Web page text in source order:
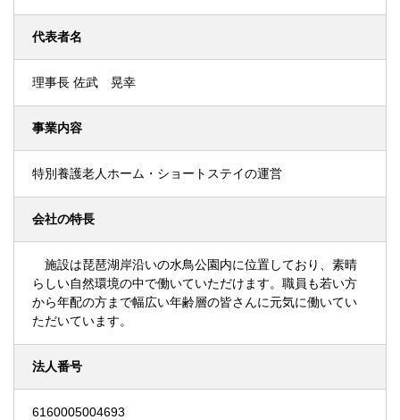
代表者名
理事長 佐武 晃幸
事業内容
特別養護老人ホーム・ショートステイの運営
会社の特長
施設は琵琶湖岸沿いの水鳥公園内に位置しており、素晴
らしい自然環境の中で働いていただけます。職員も若い方
から年配の方まで幅広い年齢層の皆さんに元気に働いてい
ただいています。
法人番号
6160005004693